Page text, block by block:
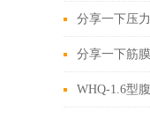
之处
分享一下压
分享一下筋
WHQ-1.6型